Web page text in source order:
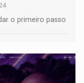
o primeiro passo